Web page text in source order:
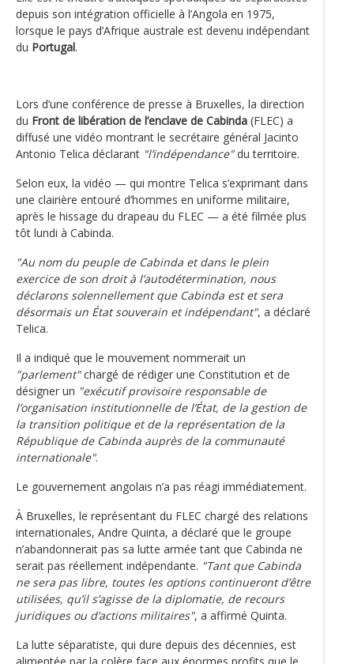
depuis son intégration officielle à l’Angola en 1975,
lorsque le pays d’Afrique australe est devenu indépendant
du Portugal.
Lors d’une conférence de presse à Bruxelles, la direction
du Front de libération de l’enclave de Cabinda (FLEC) a
diffusé une vidéo montrant le secrétaire général Jacinto
Antonio Telica déclarant "l’indépendance"du territoire.
Selon eux, la vidéo — qui montre Telica s’exprimant dans
une clairière entouré d’hommes en uniforme militaire,
après le hissage du drapeau du FLEC — a été filmée plus
tôt lundi à Cabinda.
"Au nom du peuple de Cabinda et dans le plein
exercice de son droit à l’autodétermination, nous
déclarons solennellement que Cabinda est et sera
désormais un État souverain et indépendant", a déclaré
Telica.
Il a indiqué que le mouvement nommerait un
"parlement"chargé de rédiger une Constitution et de
désigner un "exécutif provisoire responsable de
l’organisation institutionnelle de l’État, de la gestion de
la transition politique et de la représentation de la
République de Cabinda auprès de la communauté
internationale".
Le gouvernement angolais n’a pas réagi immédiatement.
À Bruxelles, le représentant du FLEC chargé des relations
internationales, Andre Quinta, a déclaré que le groupe
n’abandonnerait pas sa lutte armée tant que Cabinda ne
serait pas réellement indépendante. "Tant que Cabinda
ne sera pas libre, toutes les options continueront d’être
utilisées, qu’il s’agisse de la diplomatie, de recours
juridiques ou d’actions militaires", a affirmé Quinta.
La lutte séparatiste, qui dure depuis des décennies, est